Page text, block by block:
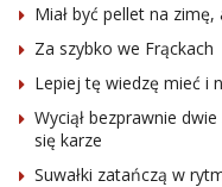
Miał być pellet na
Za szybko we Frąckach
Lepiej tę wiedzę mieć i
Wyciął bezprawnie
się karze
Suwałki zatańczą w